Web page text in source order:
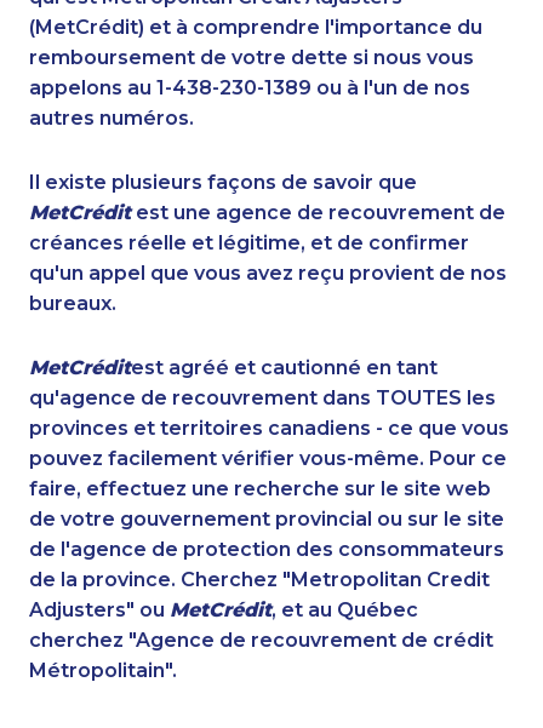
(MetCrédit) et à comprendre l'importance du
remboursement de votre dette si nous vous
appelons au 1-438-230-1389 ou à l'un de nos
autres numéros.
Il existe plusieurs façons de savoir que
MetCréditest une agence de recouvrement de
créances réelle et légitime, et de confirmer
qu'un appel que vous avez reçu provient de nos
bureaux.
MetCréditest agréé et cautionné en tant
qu'agence de recouvrement dans TOUTES les
provinces et territoires canadiens - ce que vous
pouvez facilement vérifier vous-même. Pour ce
faire, effectuez une recherche sur le site web
de votre gouvernement provincial ou sur le site
de l'agence de protection des consommateurs
de la province. Cherchez "Metropolitan Credit
Adjusters" ou MetCrédit, et au Québec
cherchez "Agence de recouvrement de crédit
Métropolitain".